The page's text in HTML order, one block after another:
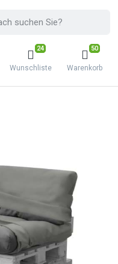
24
Wunschliste
50
Warenkorb